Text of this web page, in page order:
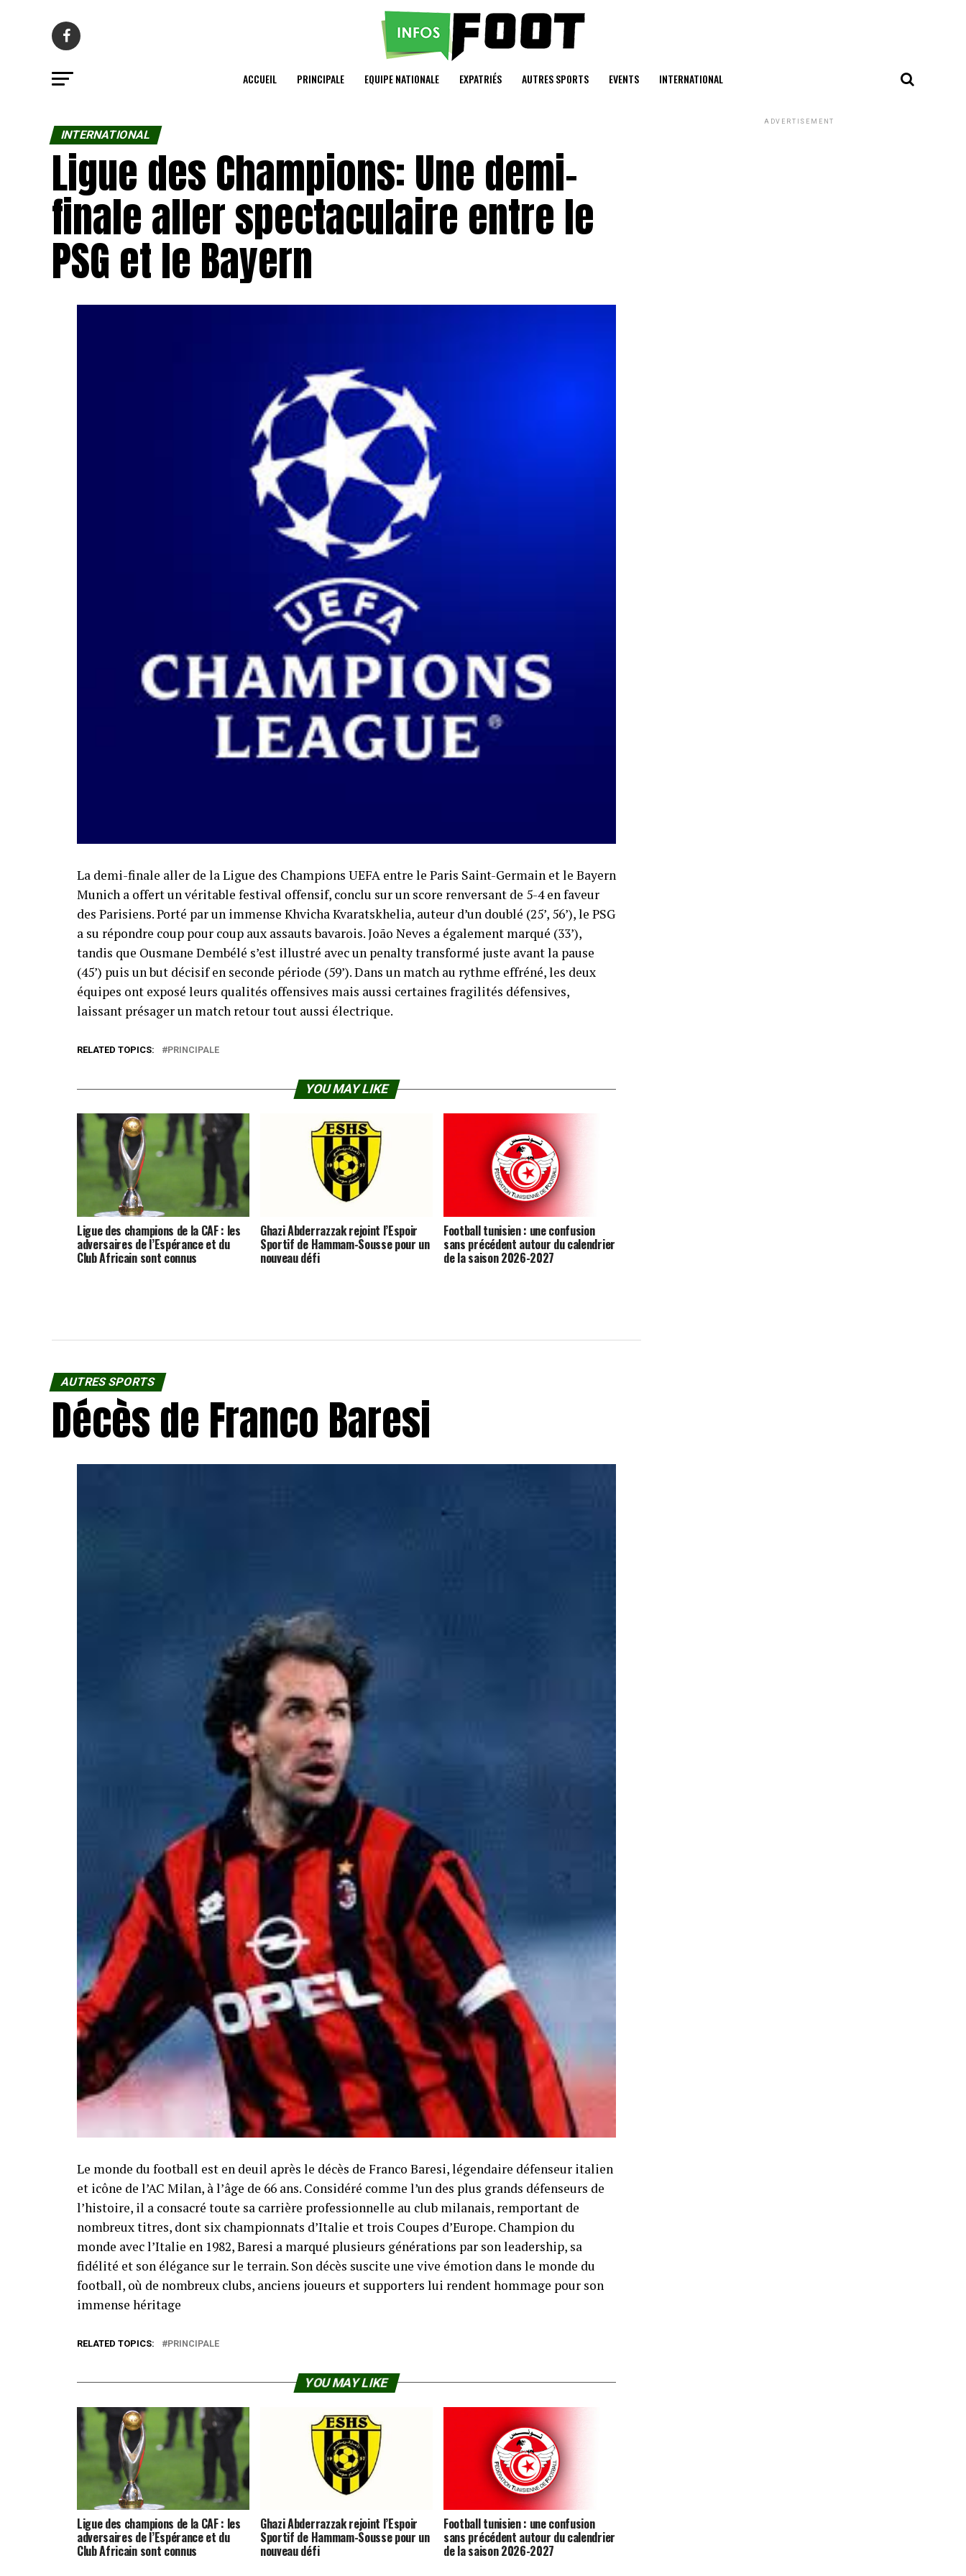
ACCUEIL PRINCIPALE EQUIPE NATIONALE EXPATRIÉS AUTRES SPORTS EVENTS INTERNATIONAL
INTERNATIONAL
Ligue des Champions: Une demi-
finale aller spectaculaire entre le
PSG et le Bayern
La demi-finale aller de la Ligue des Champions UEFA entre le Paris Saint-Germain et le Bayern
Munich a offert un véritable festival offensif, conclu sur un score renversant de 5-4 en faveur
des Parisiens. Porté par un immense Khvicha Kvaratskhelia, auteur d’un doublé (25’, 56’), le PSG
a su répondre coup pour coup aux assauts bavarois. João Neves a également marqué (33’),
tandis que Ousmane Dembélé s’est illustré avec un penalty transformé juste avant la pause
(45’) puis un but décisif en seconde période (59’). Dans un match au rythme effréné, les deux
équipes ont exposé leurs qualités offensives mais aussi certaines fragilités défensives,
laissant présager un match retour tout aussi électrique.
RELATED TOPICS: PRINCIPALE
YOU MAY LIKE
Ligue des champions de la CAF : les
adversaires de l’Espérance et du
Club Africain sont connus
Ghazi Abderrazzak rejoint l’Espoir
Sportif de Hammam-Sousse pour un
nouveau défi
Football tunisien : une confusion
sans précédent autour du calendrier
de la saison 2026-2027
AUTRES SPORTS
Décès de Franco Baresi
Le monde du football est en deuil après le décès de Franco Baresi, légendaire défenseur italien
et icône de l’AC Milan, à l’âge de 66 ans. Considéré comme l’un des plus grands défenseurs de
l’histoire, il a consacré toute sa carrière professionnelle au club milanais, remportant de
nombreux titres, dont six championnats d’Italie et trois Coupes d’Europe. Champion du
monde avec l’Italie en 1982, Baresi a marqué plusieurs générations par son leadership, sa
fidélité et son élégance sur le terrain. Son décès suscite une vive émotion dans le monde du
football, où de nombreux clubs, anciens joueurs et supporters lui rendent hommage pour son
immense héritage
RELATED TOPICS: PRINCIPALE
YOU MAY LIKE
Ligue des champions de la CAF : les
adversaires de l’Espérance et du
Club Africain sont connus
Ghazi Abderrazzak rejoint l’Espoir
Sportif de Hammam-Sousse pour un
nouveau défi
Football tunisien : une confusion
sans précédent autour du calendrier
de la saison 2026-2027
ADVERTISEMENT